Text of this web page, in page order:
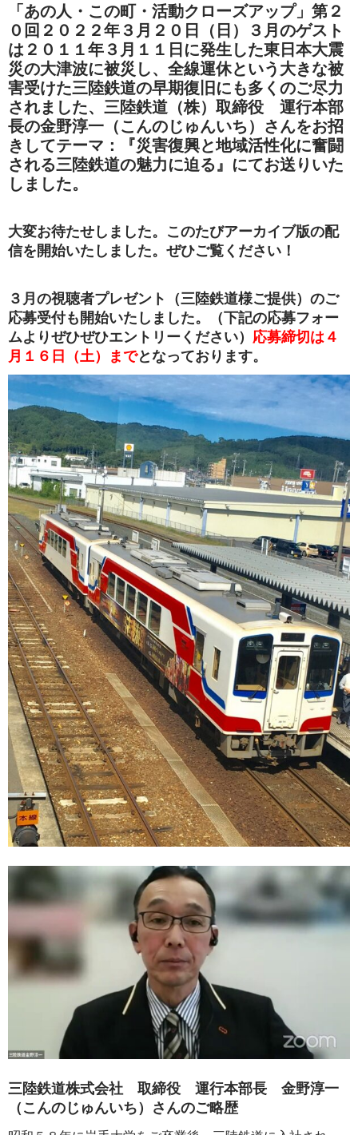
「あの人・この町・活動クローズアップ」第２
０回２０２２年３月２０日（日）３月のゲスト
は２０１１年３月１１日に発生した東日本大震
災の大津波に被災し、全線運休という大きな被
害受けた三陸鉄道の早期復旧にも多くのご尽力
されました、三陸鉄道（株）取締役 運行本部
長の金野淳一（こんのじゅんいち）さんをお招
きしてテーマ：『災害復興と地域活性化に奮闘
される三陸鉄道の魅力に迫る』にてお送りいた
しました。
大変お待たせしました。このたびアーカイブ版の配
信を開始いたしました。ぜひご覧ください！
３月の視聴者プレゼント（三陸鉄道様ご提供）のご
応募受付も開始いたしました。（下記の応募フォー
ムよりぜひぜひエントリーください） 応募締切は４
月１６日（土）までとなっております。
三陸鉄道株式会社 取締役 運行本部長 金野淳一
（こんのじゅんいち）さんのご略歴